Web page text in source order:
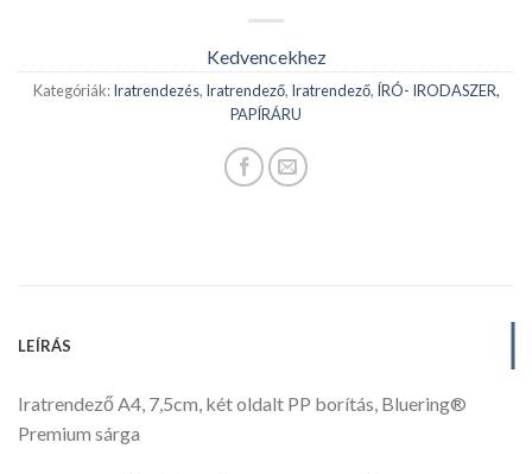
Kedvencekhez
Kategóriák:Iratrendezés, Iratrendező, Iratrendező, ÍRÓ- IRODASZER,
PAPÍRÁRU
LEÍRÁS
Iratrendező A4, 7,5cm, két oldalt PP borítás, Bluering®
Premium sárga